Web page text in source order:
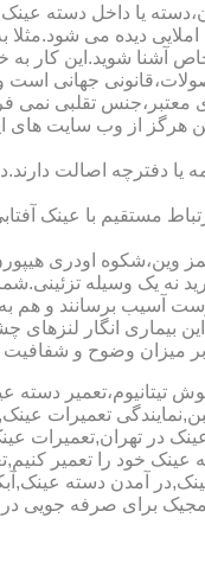
یا داخل دسته عینک
دیده می
آشنا شوید.این کار
جهانی است و
معتبر،جنس تقلبی
از وب سایت های
یا دفترچه اصالت
مستقیم با عینک
وین،شکوه اودری
یک وسیله تزئینی.شما
آسیب برسانند و
این بیماری انگار
وضوح و شفافیت
تعمیرات
در
خود را تعمیر
آمدن دسته
مجیک برای صرفه